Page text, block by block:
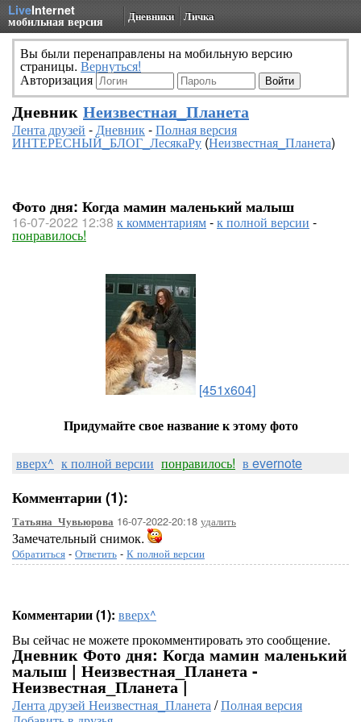
LiveInternet
мобильная версия Дневники Личка
Вы были перенаправлены на мобильную версию
страницы. Вернуться!
Авторизация
Дневник Неизвестная_Планета
Лента друзей -Дневник-Полная версия
ИНТЕРЕСНЫЙ_БЛОГ_ЛесякаРу(Неизвестная_Планета)
Фото дня: Когда мамин маленький малыш
16-07-2022 12:38 к комментариям-к полной версии -
понравилось!
[451x604]
Придумайте свое название к этому фото
вверх^ к полной версии понравилось! в evernote
Комментарии (1):
Татьяна_Чувьюрова 16-07-2022-20:18 удалить
Замечательный снимок.
Обратиться - Ответить - К полной версии
Комментарии (1): вверх^
Вы сейчас не можете прокомментировать это сообщение.
Дневник Фото дня: Когда мамин маленький
малыш | Неизвестная_Планета -
Неизвестная_Планета |
Лента друзей Неизвестная_Планета/Полная версия